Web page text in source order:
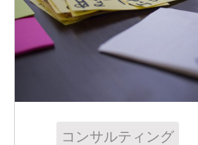
コンサルティング